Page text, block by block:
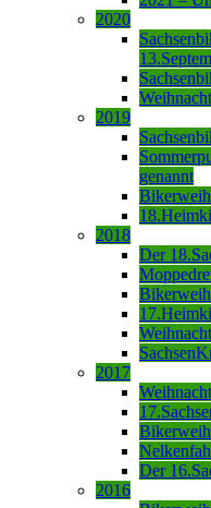
2020
2019
genannt
2018
Der
2017
Der
2016